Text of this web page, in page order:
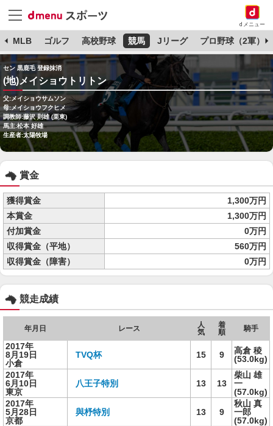
dメニュー
MLB ゴルフ 高校野球 競馬 Jリーグ プロ野球（2軍）
セン 黒鹿毛 登録抹消
(地)メイショウトリトン
父:メイショウサムソン
母:メイショウフクヒメ
調教師:藤沢 則雄 (栗東)
馬主:松本 好雄
生産者:太陽牧場
賞金
獲得賞金
1,300万円
本賞金
1,300万円
付加賞金
0万円
収得賞金（平地）
560万円
収得賞金（障害）
0万円
競走成績
年月日 レース
人
気
着
順
騎手
2017年
8月19日
小倉
TVQ杯 15 9
高倉 稜
(53.0kg)
2017年
6月10日
東京
八王子特別 13 13
柴山 雄
一
(57.0kg)
2017年
5月28日
京都
與杼特別 13 9
秋山 真
一郎
(57.0kg)